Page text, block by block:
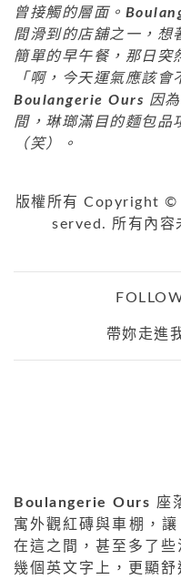
曾接觸的層面。
間滑到的店舖之一，想
簡單的早午餐，那日突
「啊，今天運氣應該
Boulangerie Ours 因
間，琳瑯滿目的麵包品
（笑）。
版權所有 Copyright
served. 所有內容
帶妳走進
Boulangerie Ours 座
寓外觀紅磚與車棚，讓
在這之間，甚至多了
幾個英文字上，更顯